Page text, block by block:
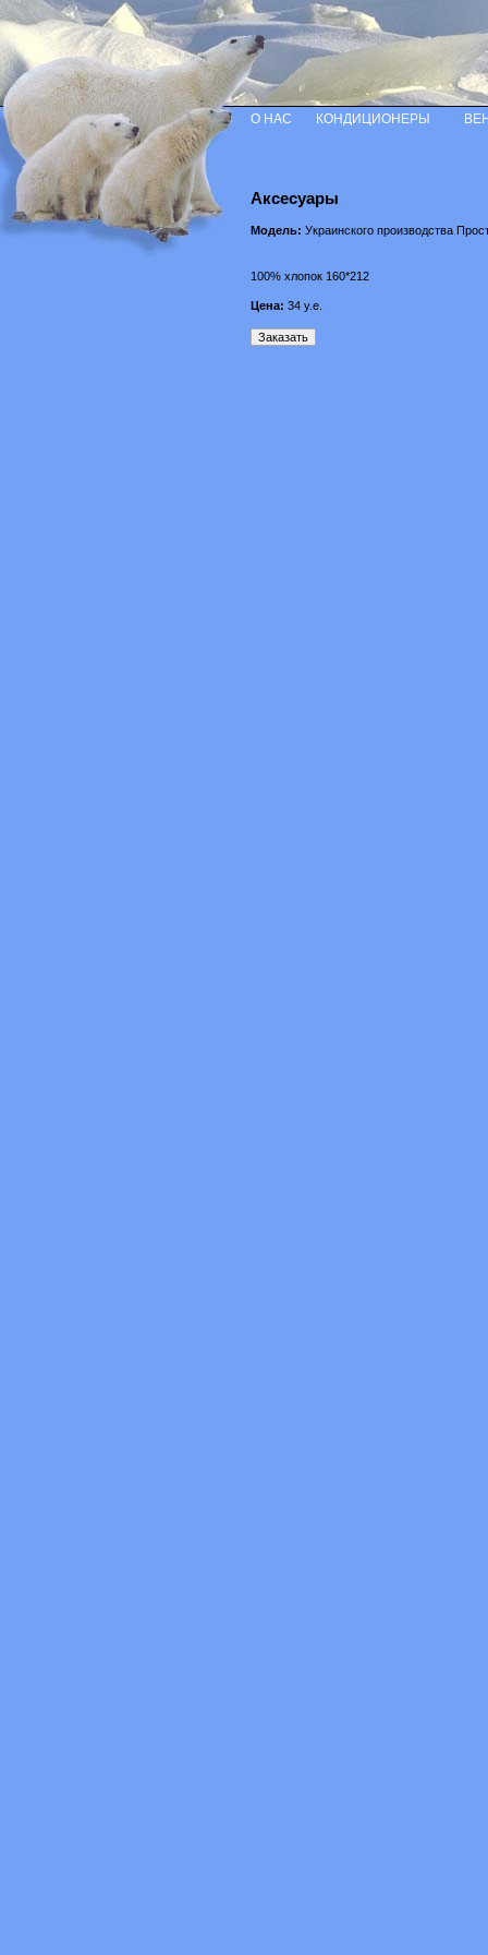
Аксесуары
Модель: Украинского производства
100% хлопок 160*212
Цена: 34 у.е.
О НАС КОНДИЦИОНЕРЫ